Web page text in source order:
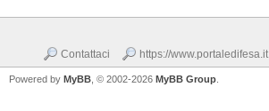
Contattaci https://www.portaledifesa.it
Powered by MyBB , © 2002-2026 MyBB Group